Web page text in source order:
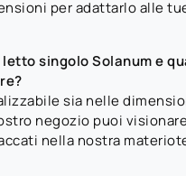
per adattarlo alle
singolo Solanum e
sia nelle
negozio puoi
nella nostra